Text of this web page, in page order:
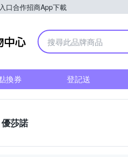
口合作招商App下載
Yahoo購物中心
換券 登記送
莎諾